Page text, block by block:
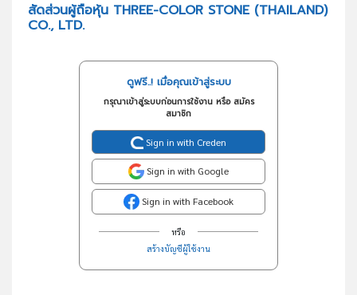
สัดส่วนผู้ถือหุ้น THREE-COLOR STONE (THAILAND)
CO., LTD.
ดูฟรี..! เมื่อคุณเข้าสู่ระบบ
กรุณาเข้าสู่ระบบก่อนการใช้งาน หรือ สมัคร
สมาชิก
Sign in with Creden
Sign in with Google
Sign in with Facebook
หรือ
สร้างบัญชีผู้ใช้งาน